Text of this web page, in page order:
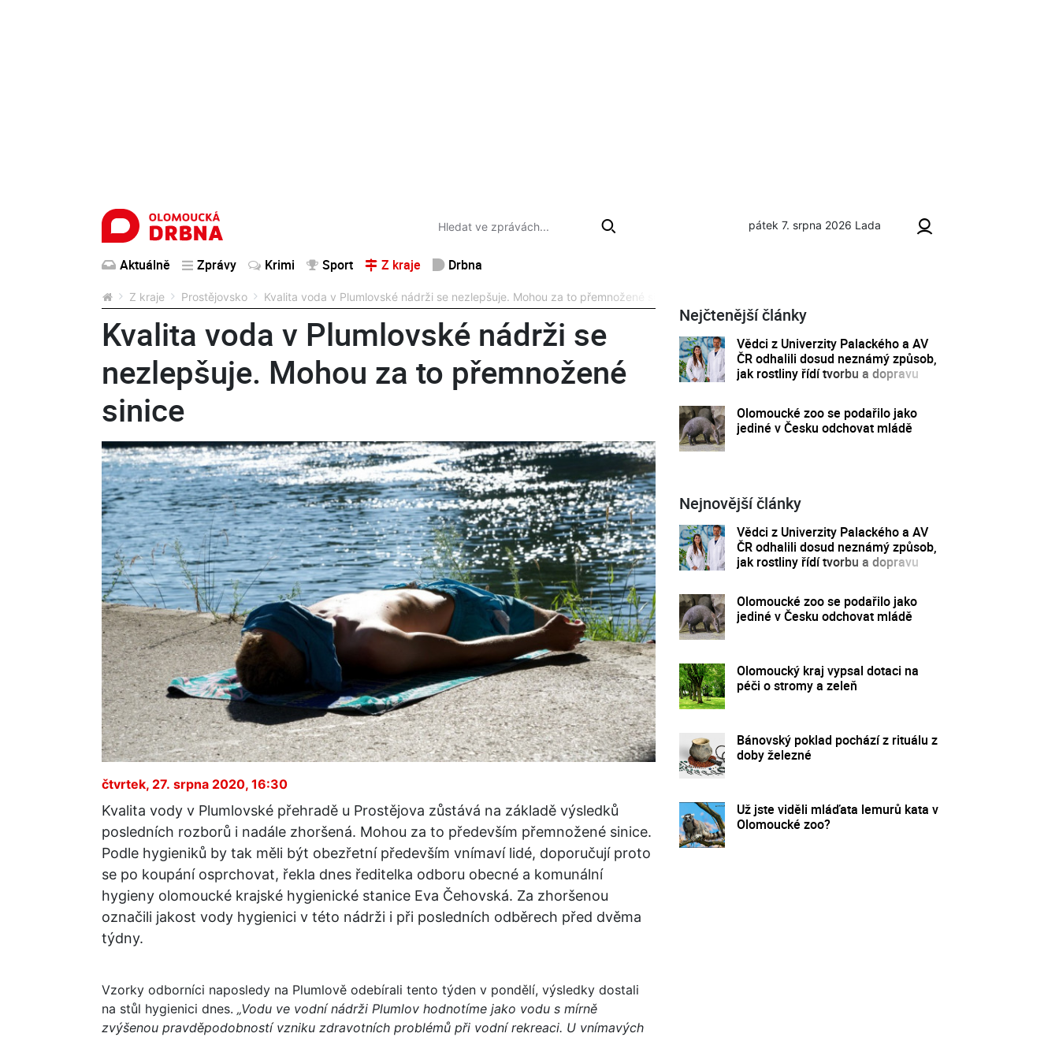
pátek 7. srpna 2026 Lada
Aktuálně Zprávy Krimi Sport Z kraje Drbna
Z kraje Prostějovsko Kvalita voda v Plumlovské nádrži se nezlepšuje. Mohou za to přemnožené sinice
Kvalita voda v Plumlovské nádrži se
nezlepšuje. Mohou za to přemnožené
sinice
čtvrtek, 27. srpna 2020, 16:30
Kvalita vody v Plumlovské přehradě u Prostějova zůstává na základě výsledků
posledních rozborů i nadále zhoršená. Mohou za to především přemnožené sinice.
Podle hygieniků by tak měli být obezřetní především vnímaví lidé, doporučují proto
se po koupání osprchovat, řekla dnes ředitelka odboru obecné a komunální
hygieny olomoucké krajské hygienické stanice Eva Čehovská. Za zhoršenou
označili jakost vody hygienici v této nádrži i při posledních odběrech před dvěma
týdny.
Vzorky odborníci naposledy na Plumlově odebírali tento týden v pondělí, výsledky dostali
na stůl hygienici dnes. „Vodu ve vodní nádrži Plumlov hodnotíme jako vodu s mírně
zvýšenou pravděpodobností vzniku zdravotních problémů při vodní rekreaci. U vnímavých
Nejčtenější články
Vědci z Univerzity Palackého a AV
ČR odhalili dosud neznámý způsob,
jak rostliny řídí tvorbu a dopravu
Olomoucké zoo se podařilo jako
jediné v Česku odchovat mládě
Nejnovější články
Vědci z Univerzity Palackého a AV
ČR odhalili dosud neznámý způsob,
jak rostliny řídí tvorbu a dopravu
Olomoucké zoo se podařilo jako
jediné v Česku odchovat mládě
Olomoucký kraj vypsal dotaci na
péči o stromy a zeleň
Bánovský poklad pochází z rituálu z
doby železné
Už jste viděli mláďata lemurů kata v
Olomoucké zoo?